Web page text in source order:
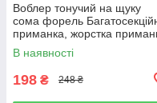
Воблер тонучий на щуку
сома форель
приманка, жорстка
з пропелером і гачками
В наявності
198 ₴ 248 ₴